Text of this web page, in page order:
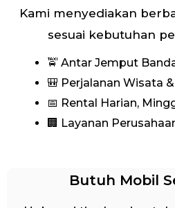
Kami menyediakan
sesuai kebutuhan
🚖 Antar Jemput
🎒 Perjalanan Wisata
📅 Rental Harian,
🏢 Layanan
Butuh Mobil